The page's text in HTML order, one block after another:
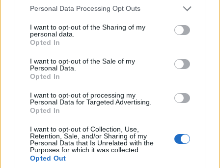
Please note that this website/app uses one or more Google
not limited to your visit or usage behaviour. You may click to
grant or deny consent to Google and its third-party tags to
use your data for below specified purposes in below Google
consent section.
Personal Data Processing Opt Outs
I want to opt-out of the Sharing of my
personal data.
Opted In
I want to opt-out of the Sale of my
Personal Data.
Opted In
I want to opt-out of processing my
Personal Data for Targeted Advertising.
Opted In
I want to opt-out of Collection, Use,
Retention, Sale, and/or Sharing of my
Personal Data that Is Unrelated with the
Purposes for which it was collected.
Opted Out
Ξορκίζουν τις διπλές
εκλογές στο Μαξίμου
βοριάδες και σταδιακή
άνοδο της θερμοκρασίας
X Facebook LinkedIn